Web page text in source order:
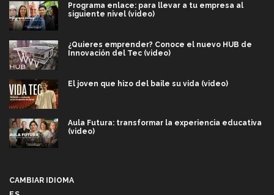
Programa enlace: para llevar a tu empresa al
siguiente nivel (video)
¿Quieres emprender? Conoce el nuevo HUB de
Innovación del Tec (video)
El joven que hizo del baile su vida (video)
Aula Futura: transformar la experiencia educativa
(video)
CAMBIAR IDIOMA